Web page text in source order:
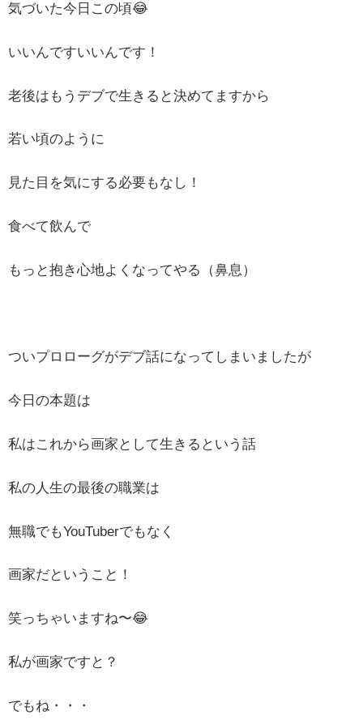
気づいた今日この頃😂
いいんですいいんです！
老後はもうデブで生きると決めてますから
若い頃のように
見た目を気にする必要もなし！
食べて飲んで
もっと抱き心地よくなってやる（鼻息）
ついプロローグがデブ話になってしまいましたが
今日の本題は
私はこれから画家として生きるという話
私の人生の最後の職業は
無職でもYouTuberでもなく
画家だということ！
笑っちゃいますね〜😂
私が画家ですと？
でもね・・・